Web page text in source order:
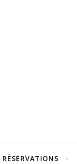
RÉSERVATIONS